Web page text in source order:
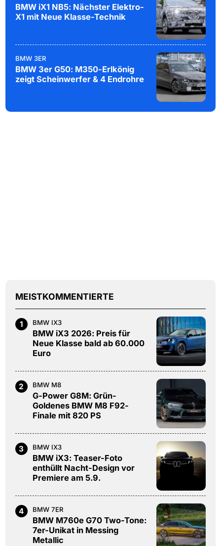
BMW iX1 NB5: Nächster Elektro-
X1 mit Neue Klasse-Technik
BMW 3ER
BMW 3er G50: M350-Erlkönig
zeigt Scheinwerfer & 4 Endrohre
MEISTKOMMENTIERTE
1 BMW IX3
BMW iX3 2026: Preis für
Neue Klasse bald ab 60.000
Euro
2 BMW M8
G-Power G8M: Grün-
Goldenes BMW M8 F92-
Finale mit 820 PS
3 BMW IX3
BMW iX3: Teaser-Foto
enthüllt Nacht-Design vor
Premiere am 5.9.
4 BMW 7ER
BMW M760e G70 Two-Tone:
7er-Unikat in Messing
Metallic